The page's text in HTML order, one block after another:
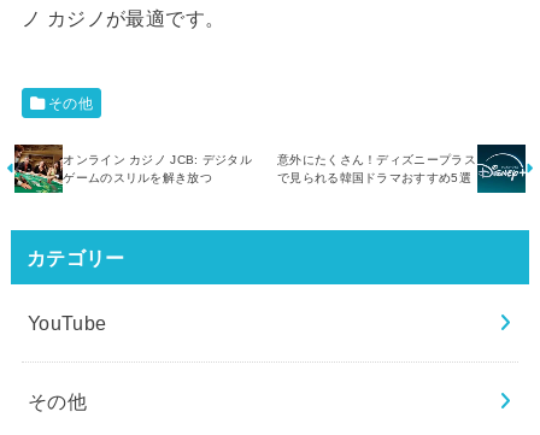
ノ カジノが最適です。
その他
オンライン カジノ JCB: デジタル
ゲームのスリルを解き放つ
意外にたくさん！ディズニープラス
で見られる韓国ドラマおすすめ5選
カテゴリー
YouTube
その他